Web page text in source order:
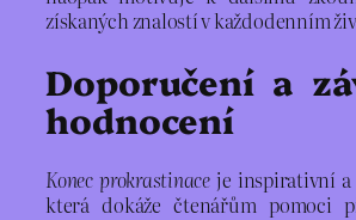
získaných znalostí v každodenním
Doporučení a
hodnocení
Konec prokrastinaceje inspirativní a
která dokáže čtenářům pomoci